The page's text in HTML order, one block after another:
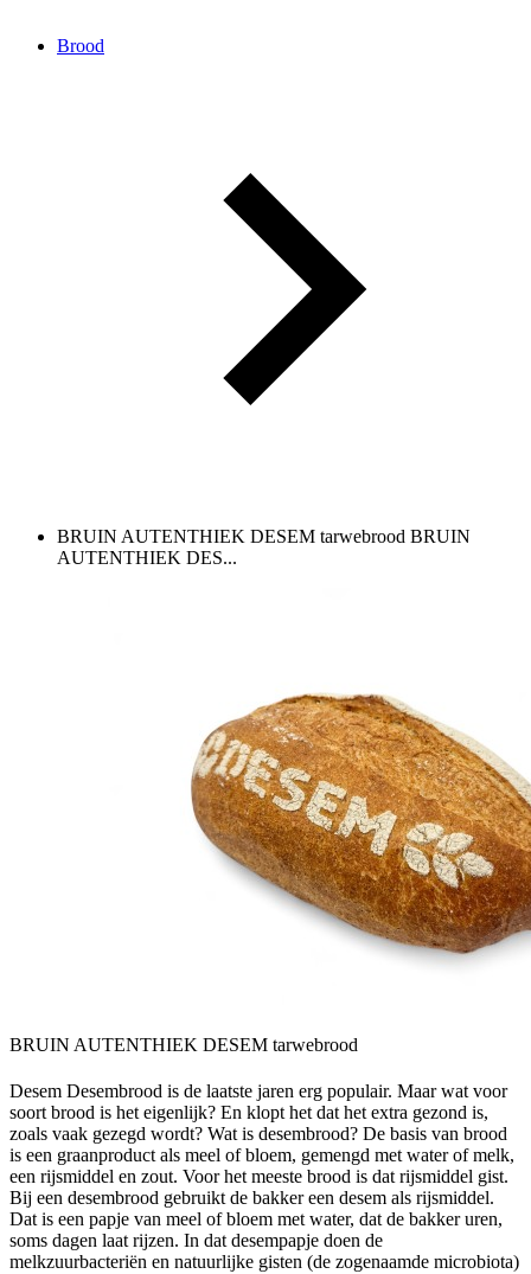
Brood
BRUIN AUTENTHIEK DESEM tarwebrood BRUIN
AUTENTHIEK DES...
BRUIN AUTENTHIEK DESEM tarwebrood
Desem Desembrood is de laatste jaren erg populair. Maar wat voor
soort brood is het eigenlijk? En klopt het dat het extra gezond is,
zoals vaak gezegd wordt? Wat is desembrood? De basis van brood
is een graanproduct als meel of bloem, gemengd met water of melk,
een rijsmiddel en zout. Voor het meeste brood is dat rijsmiddel gist.
Bij een desembrood gebruikt de bakker een desem als rijsmiddel.
Dat is een papje van meel of bloem met water, dat de bakker uren,
soms dagen laat rijzen. In dat desempapje doen de
melkzuurbacteriën en natuurlijke gisten (de zogenaamde microbiota)